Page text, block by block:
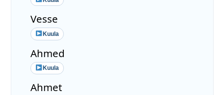
Vesse
Kuula
Ahmed
Kuula
Ahmet